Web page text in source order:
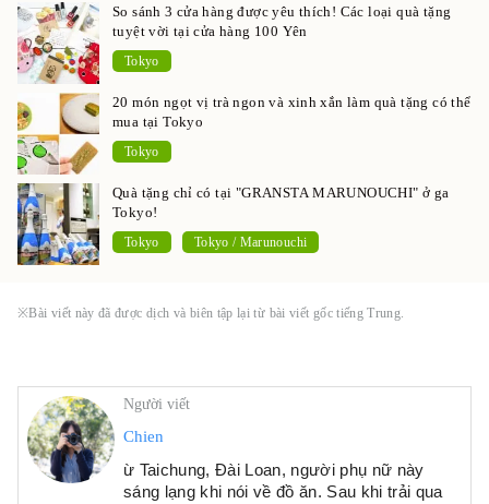
So sánh 3 cửa hàng được yêu thích! Các loại quà tặng
tuyệt vời tại cửa hàng 100 Yên
Tokyo
20 món ngọt vị trà ngon và xinh xắn làm quà tặng có thể
mua tại Tokyo
Tokyo
Quà tặng chỉ có tại "GRANSTA MARUNOUCHI" ở ga
Tokyo!
Tokyo Tokyo / Marunouchi
※Bài viết này đã được dịch và biên tập lại từ bài viết gốc tiếng Trung.
Người viết
Chien
ừ Taichung, Đài Loan, người phụ nữ này
sáng lạng khi nói về đồ ăn. Sau khi trải qua